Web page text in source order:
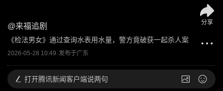
@来福追剧
《检法男女》通过查询水表用水量，警方竟破获一起杀人案
2026-05-28 10:49 发布于广东
分享
打开腾讯新闻客户端说两句